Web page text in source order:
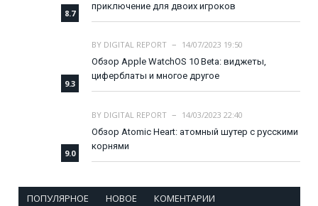
8.7
приключение для двоих игроков
9.3
BY DIGITAL REPORT
14/07/2023 19:50
Обзор Apple WatchOS 10 Beta: виджеты,
циферблаты и многое другое
9.0
BY DIGITAL REPORT
14/03/2023 22:40
Обзор Atomic Heart: атомный шутер с русскими
корнями
ПОПУЛЯРНОЕ НОВОЕ КОМЕНТАРИИ